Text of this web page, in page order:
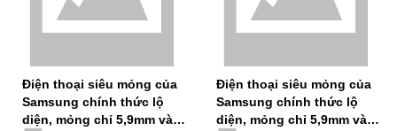
Điện thoại siêu mỏng của
Samsung chính thức lộ
diện, mỏng chỉ 5,9mm và
Điện thoại siêu mỏng của
Samsung chính thức lộ
diện, mỏng chỉ 5,9mm và